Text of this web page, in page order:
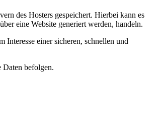
des Hosters gespeichert. Hierbei kann es
eine Website generiert werden, handeln.
einer sicheren, schnellen und
befolgen.